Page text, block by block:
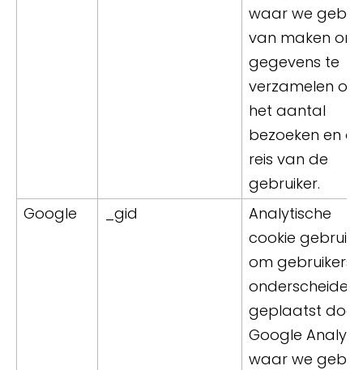
waar we
van maken om
gegevens te
verzamelen
het aantal
bezoeken en
reis van de
gebruiker.
Google
_gid
Analytische
cookie gebruikt
om gebruikers
onderscheiden,
geplaatst door
Google
waar we